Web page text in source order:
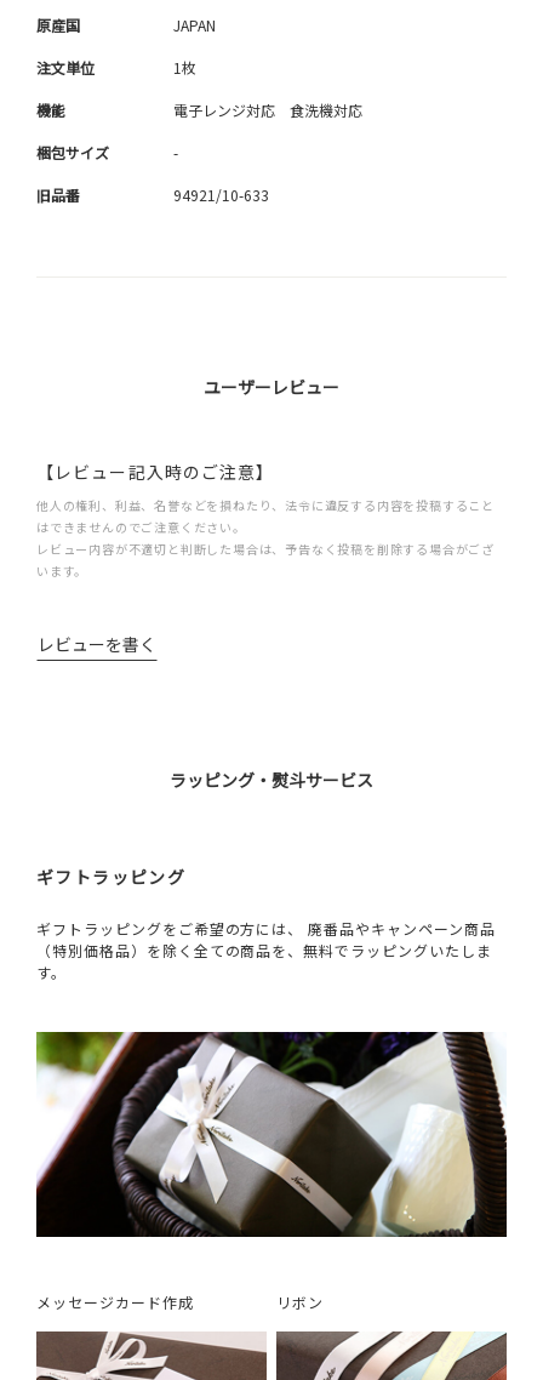
原産国 JAPAN
注文単位 1枚
機能 電子レンジ対応 食洗機対応
梱包サイズ -
旧品番 94921/10-633
ユーザーレビュー
【レビュー記入時のご注意】
他人の権利、利益、名誉などを損ねたり、法令に違反する内容を投稿すること
はできませんのでご注意ください。
レビュー内容が不適切と判断した場合は、予告なく投稿を削除する場合がござ
います。
レビューを書く
ラッピング・熨斗サービス
ギフトラッピング
ギフトラッピングをご希望の方には、 廃番品やキャンペーン商品
（特別価格品）を除く全ての商品を、無料でラッピングいたしま
す。
メッセージカード作成 リボン